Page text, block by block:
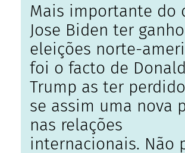
Mais importante do
Jose Biden ter
eleições norte-
foi o facto de Donald
Trump as ter
se assim uma nova
nas relações
internacionais. Não